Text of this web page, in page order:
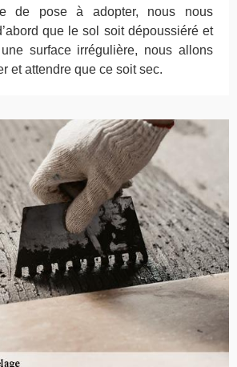
de pose à adopter, nous nous
que le sol soit dépoussiéré et
surface irrégulière, nous allons
et attendre que ce soit sec.